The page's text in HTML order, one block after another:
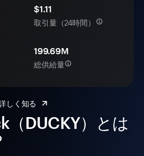
（DUCKY）とは
$1.11
取引量（24時間）
199.69M
総供給量
しく知る